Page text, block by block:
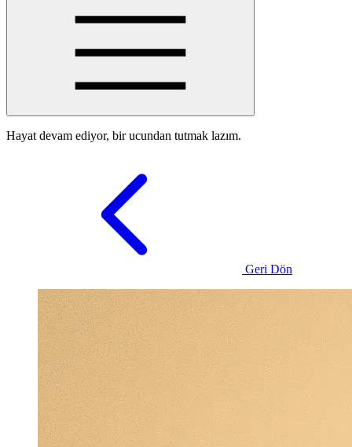
Hayat devam ediyor, bir ucundan tutmak lazım.
Geri Dön